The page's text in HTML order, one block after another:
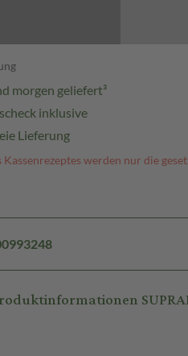
morgen geliefert³
inklusive
Lieferung
Kassenrezeptes werden nur die